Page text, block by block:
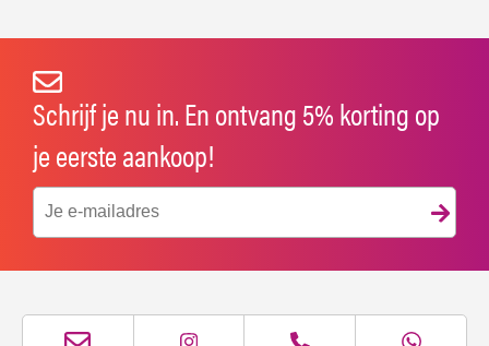
Schrijf je nu in. En ontvang 5% korting op
je eerste aankoop!